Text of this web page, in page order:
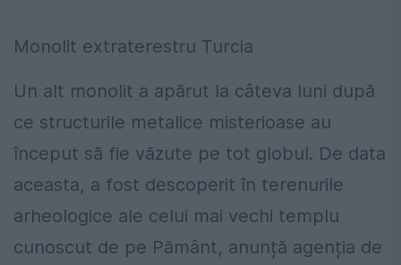
Monolit extraterestru Turcia
Un alt monolit a apărut la câteva luni după
ce structurile metalice misterioase au
început să fie văzute pe tot globul. De data
aceasta, a fost descoperit în terenurile
arheologice ale celui mai vechi templu
cunoscut de pe Pământ, anunță agenția de